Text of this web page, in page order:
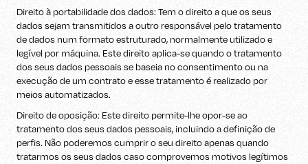
Direito à portabilidade dos dados: Tem o direito a que os seus
dados sejam transmitidos a outro responsável pelo tratamento
de dados num formato estruturado, normalmente utilizado e
legível por máquina. Este direito aplica-se quando o tratamento
dos seus dados pessoais se baseia no consentimento ou na
execução de um contrato e esse tratamento é realizado por
meios automatizados.
Direito de oposição: Este direito permite-lhe opor-se ao
tratamento dos seus dados pessoais, incluindo a definição de
perfis. Não poderemos cumprir o seu direito apenas quando
tratarmos os seus dados caso comprovemos motivos legítimos